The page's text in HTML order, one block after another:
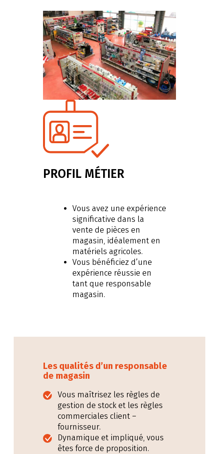
PROFIL MÉTIER
Vous avez une expérience
significative dans la
vente de pièces en
magasin, idéalement en
matériels agricoles.
Vous bénéficiez d’une
expérience réussie en
tant que responsable
magasin.
Les qualités d’un responsable
de magasin
Vous maîtrisez les règles de
gestion de stock et les règles
commerciales client –
fournisseur.
Dynamique et impliqué, vous
êtes force de proposition.